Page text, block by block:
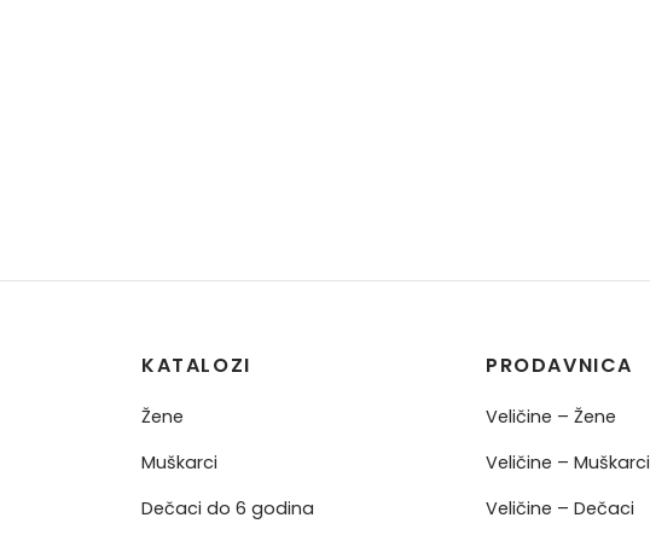
KATALOZI
Žene
Muškarci
Dečaci do 6 godina
PRODAVNICA
Veličine – Žene
Veličine – Muškarci
Veličine – Dečaci